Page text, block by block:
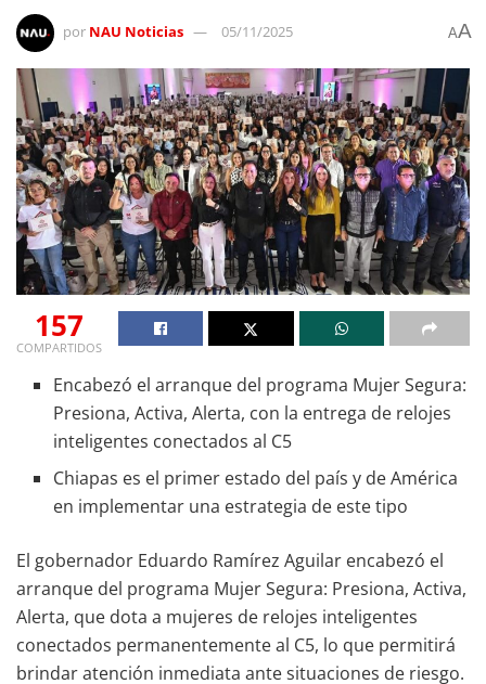
por NAU Noticias 05/11/2025 AA
157
COMPARTIDOS
Encabezó el arranque del programa Mujer Segura:
Presiona, Activa, Alerta, con la entrega de relojes
inteligentes conectados al C5
Chiapas es el primer estado del país y de América
en implementar una estrategia de este tipo
El gobernador Eduardo Ramírez Aguilar encabezó el
arranque del programa Mujer Segura: Presiona, Activa,
Alerta, que dota a mujeres de relojes inteligentes
conectados permanentemente al C5, lo que permitirá
brindar atención inmediata ante situaciones de riesgo.